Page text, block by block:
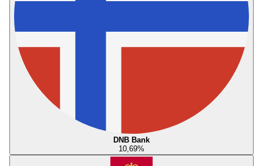
DNB Bank
10,69%